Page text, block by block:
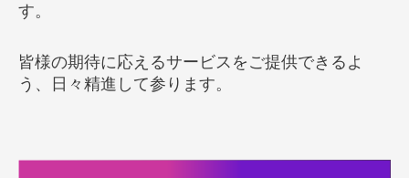
す。
皆様の期待に応えるサービスをご提供できるよ
う、日々精進して参ります。